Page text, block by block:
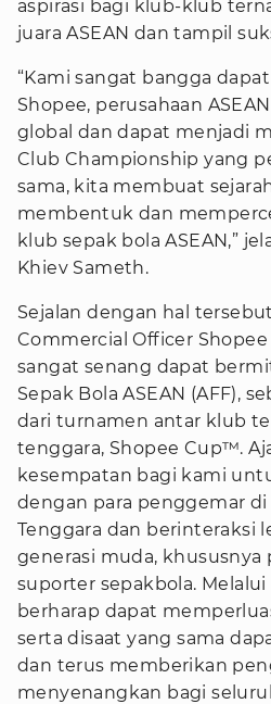
aspirasi bagi klub-klub
juara ASEAN dan tampil
“Kami sangat bangga
Shopee, perusahaan
global dan dapat menjadi
Club Championship yang
sama, kita membuat
membentuk dan
klub sepak bola ASEAN,”
Khiev Sameth.
Sejalan dengan hal
Commercial Officer
sangat senang dapat
Sepak Bola ASEAN (AFF),
dari turnamen antar klub
tenggara, Shopee Cup™.
kesempatan bagi kami
dengan para penggemar di
Tenggara dan berinteraksi
generasi muda, khususnya
suporter sepakbola.
berharap dapat
serta disaat yang sama
dan terus memberikan
menyenangkan bagi